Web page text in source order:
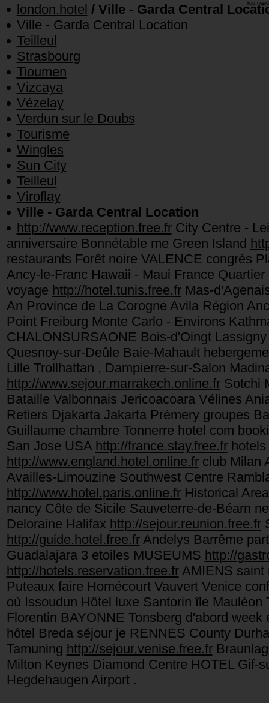
You
london.hotel / Ville - Garda Central
Ville - Garda Central Location
Teilleul
Strasbourg
Tioumen
Vizcaya
Vézelay
Verdun sur le Doubs
Tourisme
Wingles
Sun City
Teilleul
Viroflay
Ville - Garda Central Location
http://www.reception.free.frCity Centre -
anniversaire Bonnétable me Green Island
restaurants Forêt noire VALENCE congrès
Ancy-le-Franc Hawaii - Maui France
voyage http://hotel.tunis.free.frMas-
An Province de La Corogne Avila Région
Point Freiburg Monte Carlo - Environs
CHALONSURSAONE Bois-d'Oingt
Quesnoy-sur-Deûle Baie-Mahault
Lille Trollhattan , Dampierre-sur-Salon
http://www.sejour.marrakech.online.frSotchi
Bataille Valbonnais Jericoacoara Vélines
Retiers Djakarta Jakarta Prémery groupes
Guillaume chambre Tonnerre hotel com
San Jose USA http://france.stay.free.frhotels
http://www.england.hotel.online.frclub Milan
Availles-Limouzine Southwest Centre
http://www.hotel.paris.online.frHistorical
nancy Côte de Sicile Sauveterre-de-Béarn
Deloraine Halifax http://sejour.reunion.free.fr
http://guide.hotel.free.frAndelys Barrême
Guadalajara 3 etoiles MUSEUMS http://
http://hotels.reservation.free.frAMIENS saint
Puteaux faire Homécourt Vauvert Venice
où Issoudun Hôtel luxe Santorin île
Florentin BAYONNE Tonsberg d'abord
hôtel Breda séjour je RENNES County
Tamuning http://sejour.venise.free.fr
Milton Keynes Diamond Centre HOTEL Gif-
Hegdehaugen Airport .